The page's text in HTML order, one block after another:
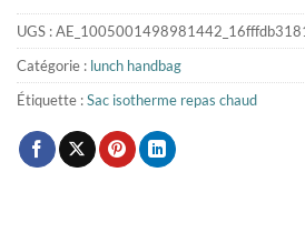
UGS :
Catégorie : lunch handbag
Étiquette :Sac isotherme repas chaud